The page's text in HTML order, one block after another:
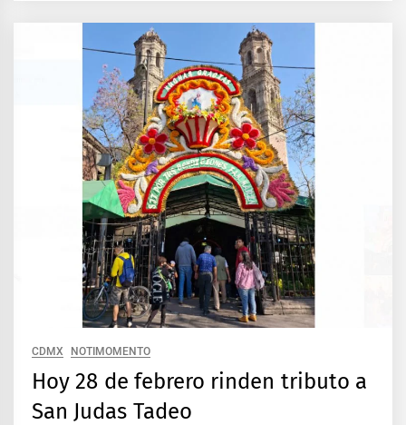
CDMX NOTIMOMENTO
Hoy 28 de febrero rinden tributo a
San Judas Tadeo